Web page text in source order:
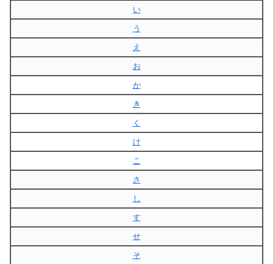
い
う
え
お
か
き
く
け
こ
さ
し
す
せ
そ